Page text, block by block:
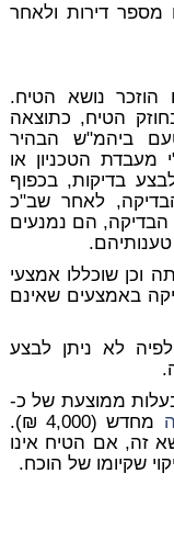
מספר דירות ולאחר
הוזכר נושא הטיח.
הטיח, כתוצאה
ביהמ"ש הבהיר
מעבדת הטכניון או
בדיקות, בכפוף
לאחר שב"כ
הבדיקה, הם נמנעים
וכן שוכללו אמצעי
באמצעים שאינם
לא ניתן לבצע
בעלות ממוצעת של כ-
מחדש (4,000 ₪).
זה, אם הטיח אינו
שקיומו של הוכח.